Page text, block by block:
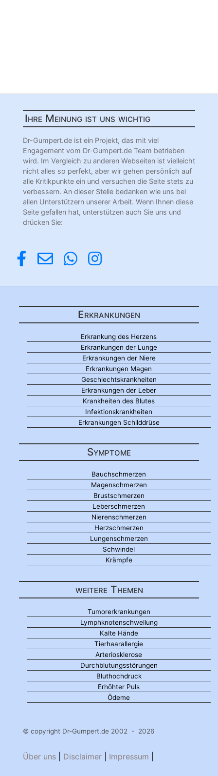
Ihre Meinung ist uns wichtig
Dr-Gumpert.de ist ein Projekt, das mit viel
Engagement vom Dr-Gumpert.de Team betrieben
wird. Im Vergleich zu anderen Webseiten ist vielleicht
nicht alles so perfekt, aber wir gehen persönlich auf
alle Kritikpunkte ein und versuchen die Seite stets zu
verbessern. An dieser Stelle bedanken wie uns bei
allen Unterstützern unserer Arbeit. Wenn Ihnen diese
Seite gefallen hat, unterstützen auch Sie uns und
drücken Sie:
Erkrankungen
Erkrankung des Herzens
Erkrankungen der Lunge
Erkrankungen der Niere
Erkrankungen Magen
Geschlechtskrankheiten
Erkrankungen der Leber
Krankheiten des Blutes
Infektionskrankheiten
Erkrankungen Schilddrüse
Symptome
Bauchschmerzen
Magenschmerzen
Brustschmerzen
Leberschmerzen
Nierenschmerzen
Herzschmerzen
Lungenschmerzen
Schwindel
Krämpfe
weitere Themen
Tumorerkrankungen
Lymphknotenschwellung
Kalte Hände
Tierhaarallergie
Arteriosklerose
Durchblutungsstörungen
Bluthochdruck
Erhöhter Puls
Ödeme
© copyright Dr-Gumpert.de 2002 - 2026
Über uns Disclaimer Impressum